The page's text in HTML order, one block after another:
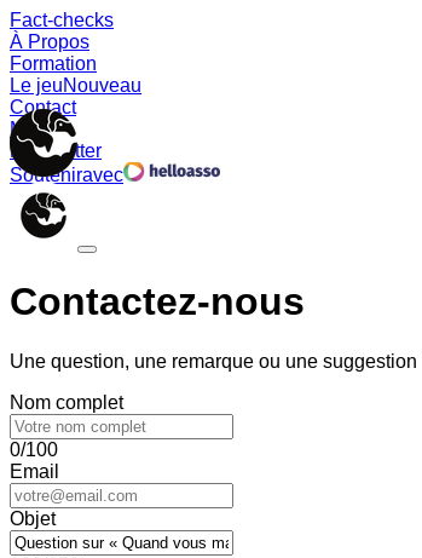
Fact-checks
À Propos
Formation
Le jeuNouveau
Contact
Memes
Newsletter
Souteniravec
Contactez-nous
Une question, une remarque ou une
Nom complet
0/100
Email
Objet